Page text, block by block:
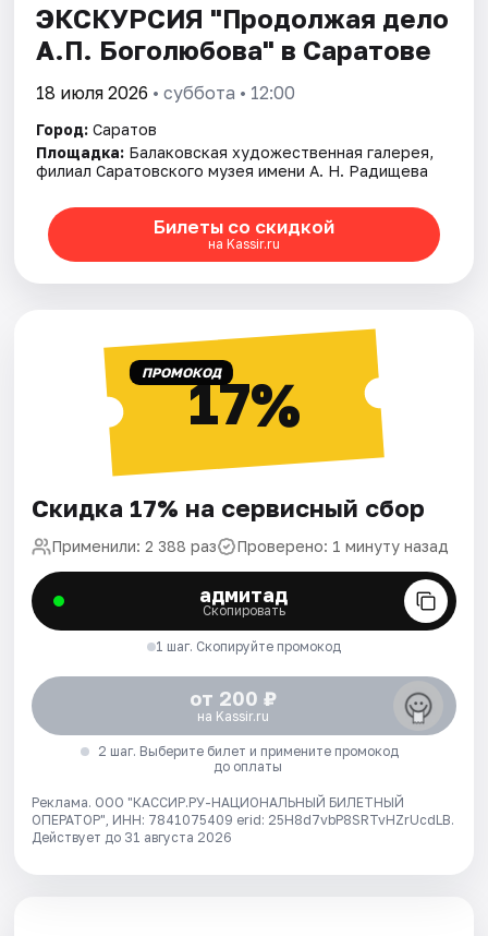
Площадки
Артисты
ЭКСКУРСИЯ "Продолжая дело
А.П. Боголюбова" в Саратове
18 июля 2026 • суббота • 12:00
Город: Саратов
Площадка: Балаковская художественная галерея,
филиал Саратовского музея имени А. Н. Радищева
Билеты со скидкой
на Kassir.ru
ПРОМОКОД17%
Скидка 17% на сервисный сбор
Применили: 2 388 раз Проверено: 1 минуту назад
адмитад
Скопировать
1 шаг. Скопируйте промокод
от 200 ₽
на Kassir.ru
2 шаг. Выберите билет и примените промокод
до оплаты
Реклама. ООО "КАССИР.РУ-НАЦИОНАЛЬНЫЙ БИЛЕТНЫЙ
ОПЕРАТОР", ИНН: 7841075409 erid: 25H8d7vbP8SRTvHZrUcdLB.
Действует до 31 августа 2026